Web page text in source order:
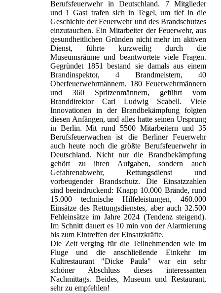
Berufsfeuerwehr in Deutschland. 7 Mitglieder
und 1 Gast trafen sich in Tegel, um tief in die
Geschichte der Feuerwehr und des Brandschutzes
einzutauchen. Ein Mitarbeiter der Feuerwehr, aus
gesundheitlichen Gründen nicht mehr im aktiven
Dienst, führte kurzweilig durch die
Museumsräume und beantwortete viele Fragen.
Gegründet 1851 bestand sie damals aus einem
Brandinspektor, 4 Brandmeistern, 40
Oberfeuerwehrmännern, 180 Feuerwehrmännern
und 360 Spritzenmännern, geführt vom
Branddirektor Carl Ludwig Scabell. Viele
Innovationen in der Brandbekämpfung folgten
diesen Anfängen, und alles hatte seinen Ursprung
in Berlin. Mit rund 5500 Mitarbeitern und 35
Berufsfeuerwachen ist die Berliner Feuerwehr
auch heute noch die größte Berufsfeuerwehr in
Deutschland. Nicht nur die Brandbekämpfung
gehört zu ihren Aufgaben, sondern auch
Gefahrenabwehr, Rettungsdienst und
vorbeugender Brandschutz. Die Einsatzzahlen
sind beeindruckend: Knapp 10.000 Brände, rund
15.000 technische Hilfeleistungen, 460.000
Einsätze des Rettungsdienstes, aber auch 32.500
Fehleinsätze im Jahre 2024 (Tendenz steigend).
Im Schnitt dauert es 10 min von der Alarmierung
bis zum Eintreffen der Einsatzkräfte.
Die Zeit verging für die Teilnehmenden wie im
Fluge und die anschließende Einkehr im
Kultrestaurant "Dicke Paula" war ein sehr
schöner Abschluss dieses interessanten
Nachmittags. Beides, Museum und Restaurant,
sehr zu empfehlen!